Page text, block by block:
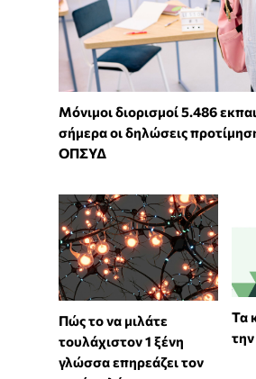
Μόνιμοι διορισμοί 5.486
σήμερα οι δηλώσεις
ΟΠΣΥΔ
⁠Πώς το να μιλάτε
τουλάχιστον 1 ξένη
γλώσσα επηρεάζει τον
Τα